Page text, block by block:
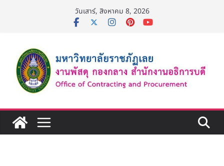
วันเสาร์, สิงหาคม 8, 2026